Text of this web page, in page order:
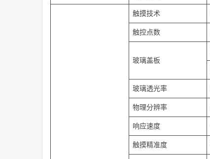
触摸技术
触控点数
玻璃盖板
玻璃透光率
物理分辨率
响应速度
触摸精准度